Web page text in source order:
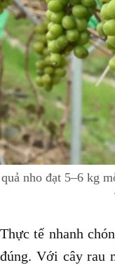
nho đạt 5–6 kg
Thực tế nhanh
đúng. Với cây rau